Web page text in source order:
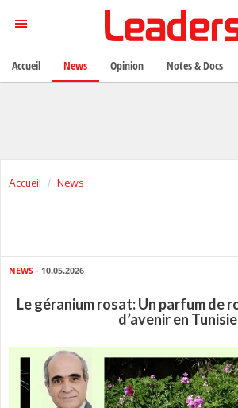
Accueil News
NEWS - 10.05.2026
Le géranium rosat: Un parfum de
d’avenir en Tunisie
Accueil News Opinion Notes & Docs